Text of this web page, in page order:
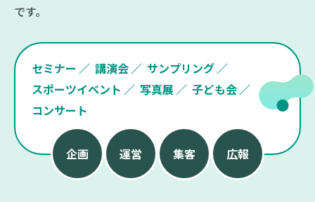
です。
セミナー 講演会
サンプリング
スポーツイベント
写真展
子ども会
コンサート
企画 運営 集客 広報